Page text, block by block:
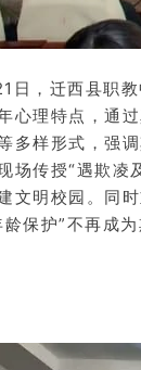
日，迁西县职
心理特点，通
多样形式，强
场传授“遇欺凌
文明校园。同
保护”不再成为